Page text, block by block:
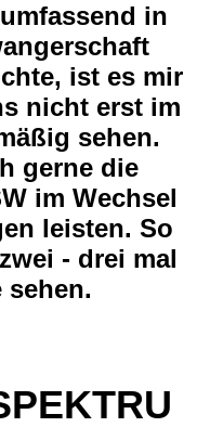
in
ist es mir
nicht erst im
sehen.
gerne die
im Wechsel
leisten. So
- drei mal
sehen.